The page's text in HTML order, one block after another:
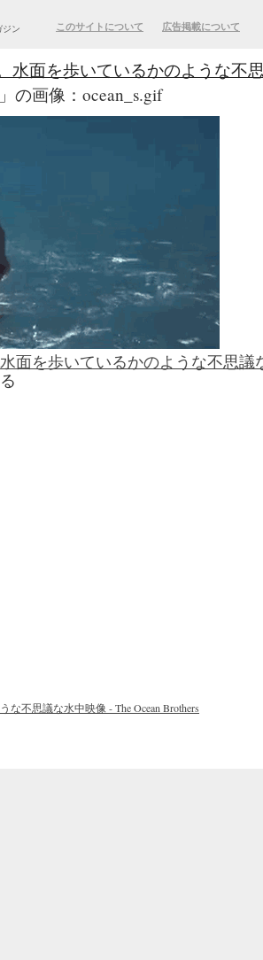
ン このサイトについて 広告掲載について
水面を歩いているかのような不
」の画像：ocean_s.gif
面を歩いているかのような不思議
不思議な水中映像 - The Ocean Brothers